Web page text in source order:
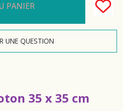
PANIER
UNE QUESTION
35 x 35 cm